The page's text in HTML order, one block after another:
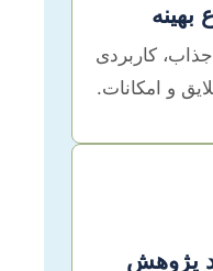
بهینه
کاربردی
و امکانات.
پژوهش